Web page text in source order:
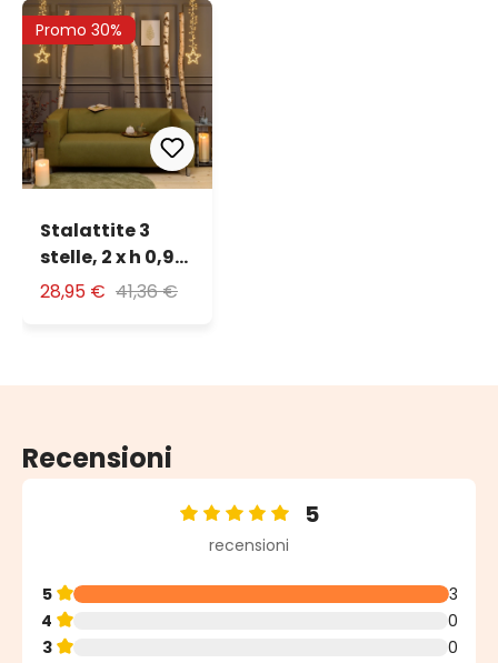
Promo 30%
Stalattite 3
stelle, 2 x h 0,9
m, 392 microled
28,95 € 41,36 €
Recensioni
Valutazione media di 5 su 5 stelle
5
recensioni
5
3
4
0
3
0